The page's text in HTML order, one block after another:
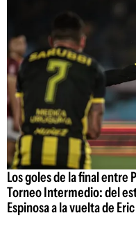
Los goles de la final entre
Torneo Intermedio: del
Espinosa a la vuelta de